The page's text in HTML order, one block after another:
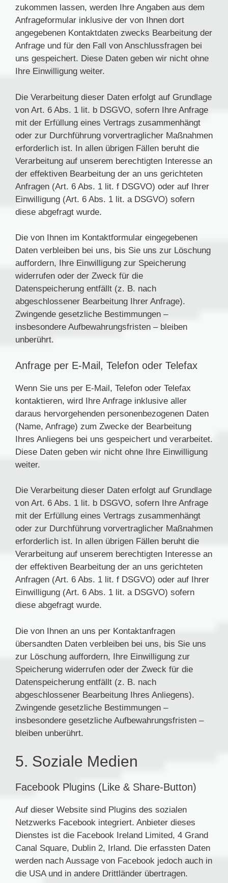
zukommen lassen, werden Ihre Angaben aus dem
Anfrageformular inklusive der von Ihnen dort
angegebenen Kontaktdaten zwecks Bearbeitung der
Anfrage und für den Fall von Anschlussfragen bei
uns gespeichert. Diese Daten geben wir nicht ohne
Ihre Einwilligung weiter.
Die Verarbeitung dieser Daten erfolgt auf Grundlage
von Art. 6 Abs. 1 lit. b DSGVO, sofern Ihre Anfrage
mit der Erfüllung eines Vertrags zusammenhängt
oder zur Durchführung vorvertraglicher Maßnahmen
erforderlich ist. In allen übrigen Fällen beruht die
Verarbeitung auf unserem berechtigten Interesse an
der effektiven Bearbeitung der an uns gerichteten
Anfragen (Art. 6 Abs. 1 lit. f DSGVO) oder auf Ihrer
Einwilligung (Art. 6 Abs. 1 lit. a DSGVO) sofern
diese abgefragt wurde.
Die von Ihnen im Kontaktformular eingegebenen
Daten verbleiben bei uns, bis Sie uns zur Löschung
auffordern, Ihre Einwilligung zur Speicherung
widerrufen oder der Zweck für die
Datenspeicherung entfällt (z. B. nach
abgeschlossener Bearbeitung Ihrer Anfrage).
Zwingende gesetzliche Bestimmungen –
insbesondere Aufbewahrungsfristen – bleiben
unberührt.
Anfrage per E-Mail, Telefon oder Telefax
Wenn Sie uns per E-Mail, Telefon oder Telefax
kontaktieren, wird Ihre Anfrage inklusive aller
daraus hervorgehenden personenbezogenen Daten
(Name, Anfrage) zum Zwecke der Bearbeitung
Ihres Anliegens bei uns gespeichert und verarbeitet.
Diese Daten geben wir nicht ohne Ihre Einwilligung
weiter.
Die Verarbeitung dieser Daten erfolgt auf Grundlage
von Art. 6 Abs. 1 lit. b DSGVO, sofern Ihre Anfrage
mit der Erfüllung eines Vertrags zusammenhängt
oder zur Durchführung vorvertraglicher Maßnahmen
erforderlich ist. In allen übrigen Fällen beruht die
Verarbeitung auf unserem berechtigten Interesse an
der effektiven Bearbeitung der an uns gerichteten
Anfragen (Art. 6 Abs. 1 lit. f DSGVO) oder auf Ihrer
Einwilligung (Art. 6 Abs. 1 lit. a DSGVO) sofern
diese abgefragt wurde.
Die von Ihnen an uns per Kontaktanfragen
übersandten Daten verbleiben bei uns, bis Sie uns
zur Löschung auffordern, Ihre Einwilligung zur
Speicherung widerrufen oder der Zweck für die
Datenspeicherung entfällt (z. B. nach
abgeschlossener Bearbeitung Ihres Anliegens).
Zwingende gesetzliche Bestimmungen –
insbesondere gesetzliche Aufbewahrungsfristen –
bleiben unberührt.
5. Soziale Medien
Facebook Plugins (Like & Share-Button)
Auf dieser Website sind Plugins des sozialen
Netzwerks Facebook integriert. Anbieter dieses
Dienstes ist die Facebook Ireland Limited, 4 Grand
Canal Square, Dublin 2, Irland. Die erfassten Daten
werden nach Aussage von Facebook jedoch auch in
die USA und in andere Drittländer übertragen.